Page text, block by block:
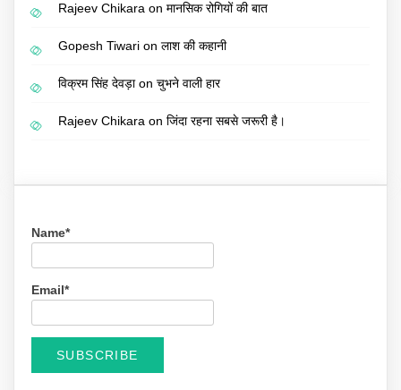
Rajeev Chikara on मानसिक रोगियों की बात
Gopesh Tiwari on लाश की कहानी
विक्रम सिंह देवड़ाon चुभने वाली हार
Rajeev Chikara on जिंदा रहना सबसे जरूरी है।
Name*
Email*